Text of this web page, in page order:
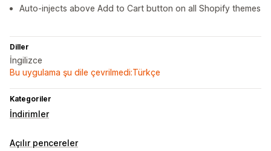
Auto-injects above Add to Cart button on all Shopify themes
Diller
İngilizce
Bu uygulama şu dile çevrilmedi:Türkçe
Kategoriler
İndirimler
Açılır pencereler